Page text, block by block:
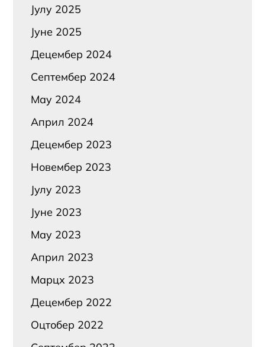
Јулy 2025
Јуне 2025
Децембер 2024
Септембер 2024
Маy 2024
Април 2024
Децембер 2023
Новембер 2023
Јулy 2023
Јуне 2023
Маy 2023
Април 2023
Марцх 2023
Децембер 2022
Оцтобер 2022